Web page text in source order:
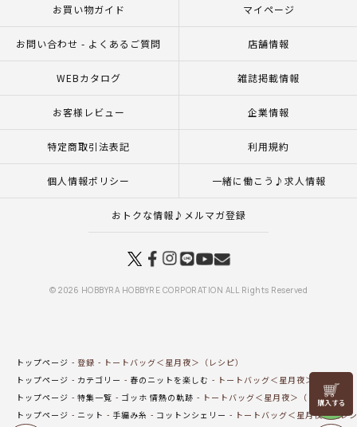
リリヤン
フェア
お買い物ガイド マイページ
お問い合わせ - よくあるご質問 店舗情報
WEBカタログ 雑誌掲載情報
お客様レビュー 企業情報
特定商取引法表記 利用規約
個人情報ポリシー 一緒に働こう♪求人情報
おトクな情報♪メルマガ登録
© 2026 HOBBYRA HOBBYRE CORPORATION ALL Rights Reserved
トップページ 登録
トートバッグ＜星月夜＞（レシピ）
トップページ
カテゴリー 春のニットを楽しむ
トートバッグ＜星月夜＞（レシピ）
トップページ
特集一覧 ゴッホ 情熱の軌跡
トートバッグ＜星月夜＞（レシピ）
トップページ
ニット 手編み糸 コットンシェリー
トートバッグ＜星月夜＞（レ